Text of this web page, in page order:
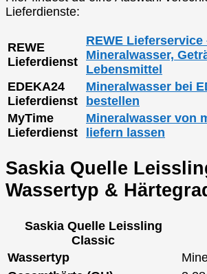
Lieferdienste:
REWE
Lieferdienst
REWE Lieferservice
Mineralwasser,
Lebensmittel
EDEKA24
Lieferdienst
Mineralwasser bei
bestellen
MyTime
Lieferdienst
Mineralwasser von
liefern lassen
Saskia Quelle
Wassertyp &
Saskia Quelle Leissling
Classic
Wassertyp